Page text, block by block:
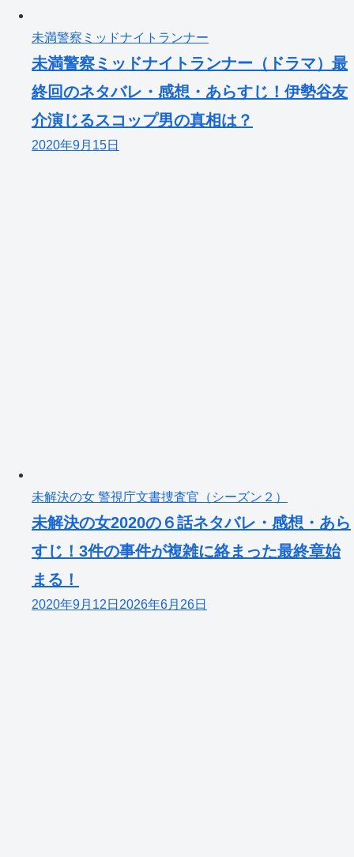
未満警察ミッドナイトランナー
未満警察ミッドナイトランナー（ドラマ）最
終回のネタバレ・感想・あらすじ！伊勢谷友
介演じるスコップ男の真相は？
2020年9月15日
未解決の女 警視庁文書捜査官（シーズン２）
未解決の女2020の６話ネタバレ・感想・あら
すじ！3件の事件が複雑に絡まった最終章始
まる！
2020年9月12日 2026年6月26日